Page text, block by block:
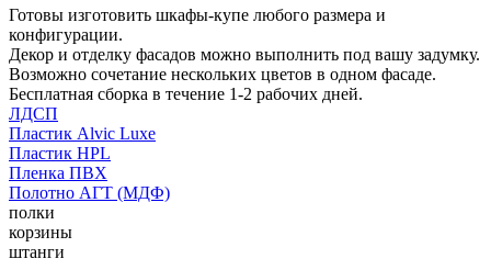
Готовы изготовить шкафы-купе любого размера и
конфигурации.
Декор и отделку фасадов можно выполнить под вашу задумку.
Возможно сочетание нескольких цветов в одном фасаде.
Бесплатная сборка в течение 1-2 рабочих дней.
ЛДСП
Пластик Alvic Luxe
Пластик HPL
Пленка ПВХ
Полотно АГТ (МДФ)
полки
корзины
штанги